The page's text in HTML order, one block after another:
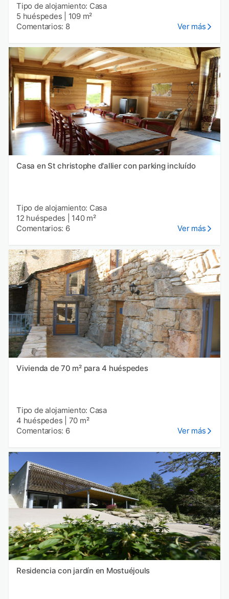
Tipo de alojamiento: Casa
5 huéspedes
109 m²
Comentarios: 8
Ver más
Casa en St christophe d'allier con parking incluído
Tipo de alojamiento: Casa
12 huéspedes
140 m²
Comentarios: 6
Ver más
Vivienda de 70 m² para 4 huéspedes
Tipo de alojamiento: Casa
4 huéspedes
70 m²
Comentarios: 6
Ver más
Residencia con jardín en Mostuéjouls